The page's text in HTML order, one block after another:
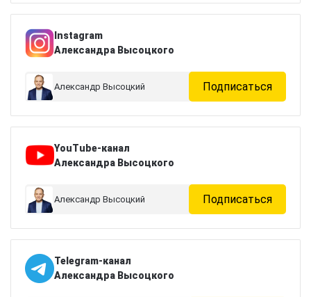
Instagram
Александра Высоцкого
Александр Высоцкий Подписаться
YouTube-канал
Александра Высоцкого
Александр Высоцкий Подписаться
Telegram-канал
Александра Высоцкого